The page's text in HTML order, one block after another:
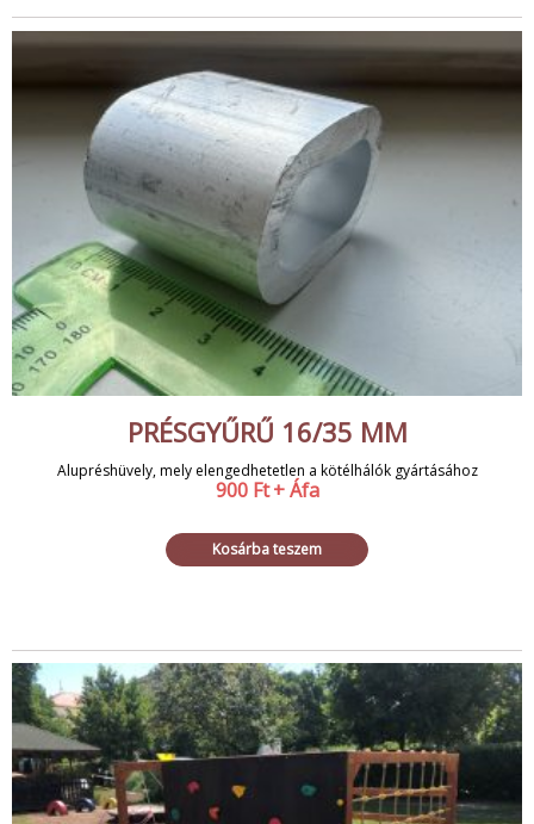
PRÉSGYŰRŰ 16/35 MM
Alupréshüvely, mely elengedhetetlen a kötélhálók gyártásához
900 Ft + Áfa
Kosárba teszem